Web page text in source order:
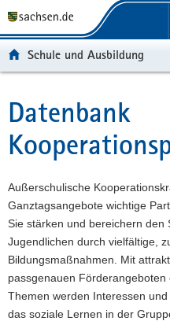
t
ü
b
e
g
r
e
i
f
e
n
d
t
n
a
v
g
a
t
i
o
n
p
n
h
a
t
t
e
I
n
o
r
m
a
t
i
o
n
t
-
B
e
e
i
c
h
Schule und Ausbildung
Hauptinhalt
Datenbank
Außerschulische
Ganztagsangebote wichtige
Sie stärken und bereichern den
Jugendlichen durch vielfältige,
Bildungsmaßnahmen. Mit
passgenauen
Themen werden Interessen
das soziale Lernen in der